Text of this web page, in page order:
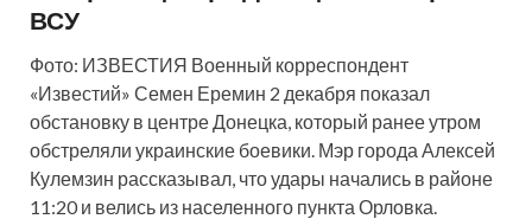
ВСУ
Фото: ИЗВЕСТИЯ Военный корреспондент
«Известий» Семен Еремин 2 декабря показал
обстановку в центре Донецка, который ранее утром
обстреляли украинские боевики. Мэр города Алексей
Кулемзин рассказывал, что удары начались в районе
11:20 и велись из населенного пункта Орловка.